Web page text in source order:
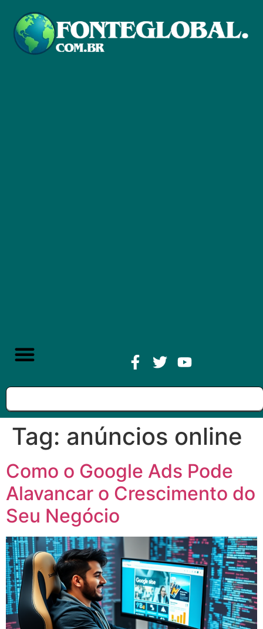
Tag: anúncios online
Como o Google Ads Pode
Alavancar o Crescimento do
Seu Negócio